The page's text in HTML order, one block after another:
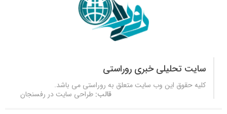
سایت تحلیلی خبری روراستی
کلیه حقوق این وب سایت متعلق به روراستی می باشد.
قالب: طراحی سایت در رفسنجان